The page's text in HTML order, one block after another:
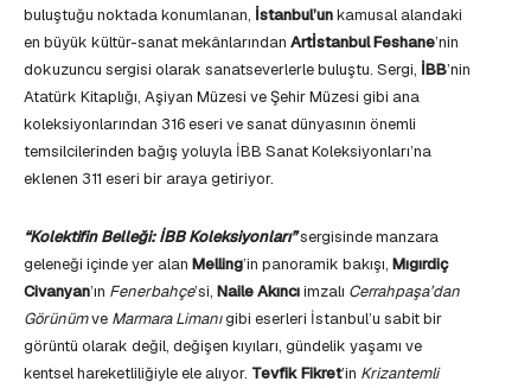
buluştuğu noktada konumlanan, İstanbul’unkamusal alandaki
en büyük kültür-sanat mekânlarından Artİstanbul Feshane’nin
dokuzuncu sergisi olarak sanatseverlerle buluştu. Sergi, İBB’nin
Atatürk Kitaplığı, Aşiyan Müzesi ve Şehir Müzesi gibi ana
koleksiyonlarından 316 eseri ve sanat dünyasının önemli
temsilcilerinden bağış yoluyla İBB Sanat Koleksiyonları’na
eklenen 311 eseri bir araya getiriyor.
“Kolektifin Belleği: İBB Koleksiyonları”sergisinde manzara
geleneği içinde yer alan Melling’in panoramik bakışı, Mıgırdiç
Civanyan’ın Fenerbahçe’si, Naile Akıncıimzalı Cerrahpaşa’dan
Görünümve Marmara Limanıgibi eserleri İstanbul’u sabit bir
görüntü olarak değil, değişen kıyıları, gündelik yaşamı ve
kentsel hareketliliğiyle ele alıyor. Tevfik Fikret’in Krizantemli